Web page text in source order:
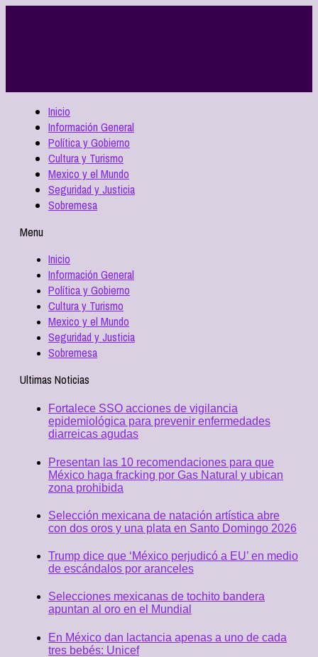
Inicio
Información General
Política y Gobierno
Cultura y Turismo
Mexico y el Mundo
Seguridad y Justicia
Sobremesa
Menu
Inicio
Información General
Política y Gobierno
Cultura y Turismo
Mexico y el Mundo
Seguridad y Justicia
Sobremesa
Ultimas Noticias
Fortalece SSO acciones de vigilancia
epidemiológica para prevenir enfermedades
diarreicas agudas
Presentan las 10 recomendaciones para que
México haga fracking por Gas Natural y ubican
zona prohibida
Selección mexicana de natación artística abre
con dos oros y una plata en Santo Domingo 2026
Trump dice que ‘México perjudicó a EU’ en medio
de escándalos por aranceles
Selecciones mexicanas de tochito bandera
apuntan al oro en el Mundial
En México dan lactancia apenas a uno de cada
tres bebés: Unicef